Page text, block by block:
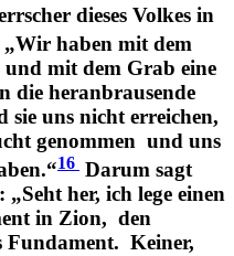
dieses Volkes in
haben mit dem
und mit dem Grab eine
die heranbrausende
uns nicht erreichen,
genommen und uns
16 Darum sagt
her, ich lege einen
in Zion, den
Fundament. Keiner,